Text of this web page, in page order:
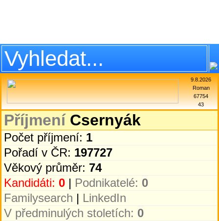
9.8.2026
Roman
67754
43
PříjmeníCsernyák
Počet příjmení: 1
Pořadí v ČR: 197727
Věkový průměr: 74
Kandidáti: 0 | Podnikatelé: 0
Familysearch | LinkedIn
V předminulých stoletích: 0